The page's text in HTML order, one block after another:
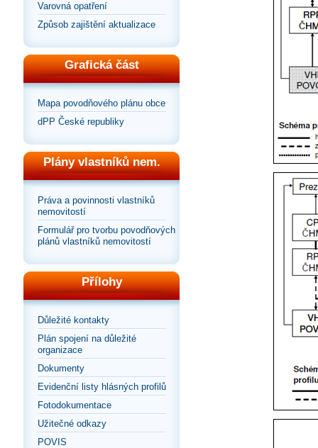
Varovná opatření
Způsob zajištění aktualizace
Grafická část
Mapa povodňového plánu obce
dPP České republiky
Plány vlastníků nem.
Práva a povinnosti vlastníků
nemovitostí
Formulář pro tvorbu povodňových
plánů vlastníků nemovitostí
Přílohy
Důležité kontakty
Plán spojení na důležité
organizace
Dokumenty
Evidenční listy hlásných profilů
Fotodokumentace
Užitečné odkazy
POVIS